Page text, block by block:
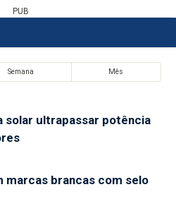
PUB
Semana Mês
solar ultrapassar potência
marcas brancas com selo